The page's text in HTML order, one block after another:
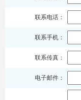
联系电话：
联系手机：
联系传真：
电子邮件：